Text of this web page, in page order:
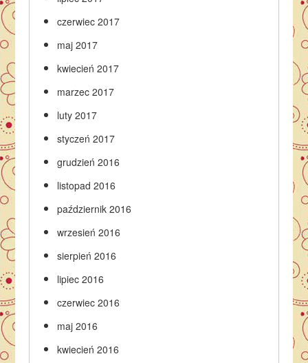
czerwiec 2017
maj 2017
kwiecień 2017
marzec 2017
luty 2017
styczeń 2017
grudzień 2016
listopad 2016
październik 2016
wrzesień 2016
sierpień 2016
lipiec 2016
czerwiec 2016
maj 2016
kwiecień 2016